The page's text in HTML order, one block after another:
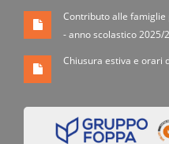
Contributo alle
- anno scolastico 2025/
Chiusura estiva e orari